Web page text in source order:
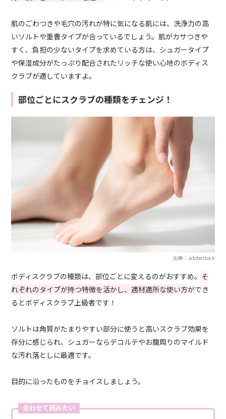
肌のごわつきや毛穴の汚れが特に気になる肌には、洗浄力の高
いソルトや重曹タイプが合っているでしょう。肌がカサつきや
すく、負担の少ないタイプを求めている方は、シュガータイプ
や保湿成分がたっぷり配合されたリッチな使い心地のボディス
クラブが適していますよ。
部位ごとにスクラブの種類をチェンジ！
出典：adobestock
ボディスクラブの種類は、部位ごとに変えるのがおすすめ。 そ
れぞれのタイプが持つ特徴を活かし、適材適所な使い方ができ
るとボディスクラブ上級者です！
ソルトは角質がたまりやすい部分に使うと高いスクラブ効果を
存分に感じられ、シュガーならデコルテやお腹周りのマイルド
な汚れ落としに最適です。
目的に沿ったものをチョイスしましょう。
合わせて読みたい